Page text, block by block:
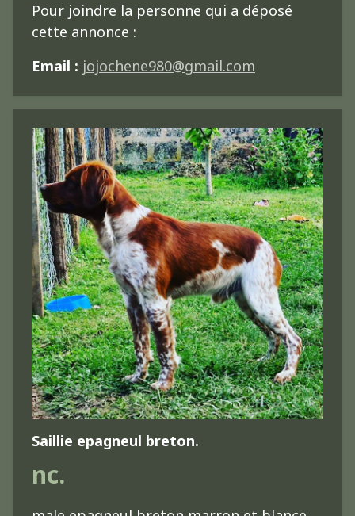
Pour joindre la personne qui a déposé
cette annonce :
Email : jojochene980@gmail.com
Saillie epagneul breton.
nc.